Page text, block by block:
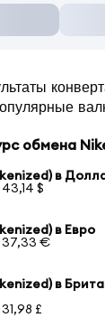
обмена
в
$
в Евро
37,33 €
в
£